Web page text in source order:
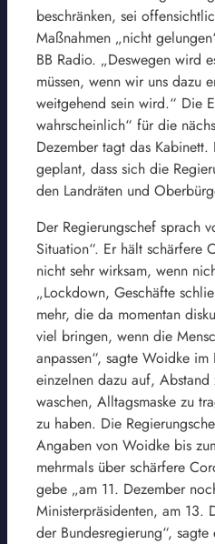
beschränken, sei
Maßnahmen „nicht
BB Radio. „Deswegen wird
müssen, wenn wir uns dazu
weitgehend sein wird.“ Die
wahrscheinlich“ für die
Dezember tagt das
geplant, dass sich die
den Landräten und
Der Regierungschef sprach
Situation“. Er hält schärfere
nicht sehr wirksam, wenn
„Lockdown, Geschäfte
mehr, die da momentan
viel bringen, wenn die
anpassen“, sagte Woidke
einzelnen dazu auf,
waschen, Alltagsmaske zu
zu haben. Die
Angaben von Woidke bis
mehrmals über schärfere
gebe „am 11. Dezember
Ministerpräsidenten, am 13.
der Bundesregierung“,